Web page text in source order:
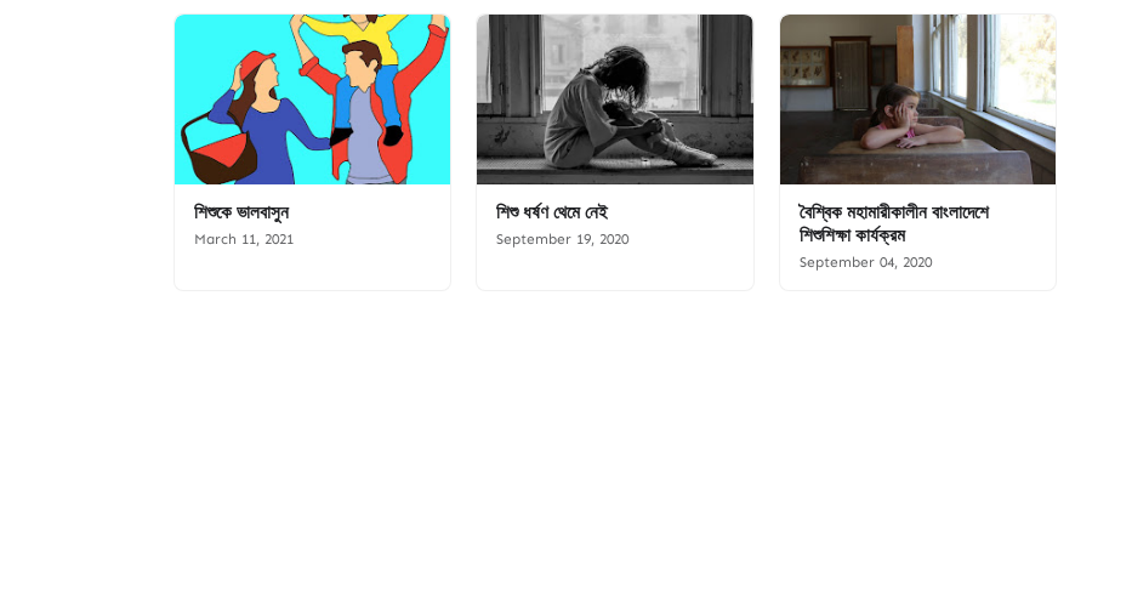
শিশুকে ভালবাসুন
March 11, 2021
শিশু ধর্ষণ থেমে নেই
September 19, 2020
বৈশ্বিক মহামারীকালীন বাংলাদেশে
শিশুশিক্ষা কার্যক্রম
September 04, 2020